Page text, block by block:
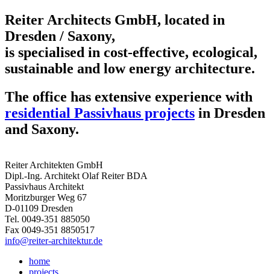
Reiter Architects GmbH, located in
Dresden / Saxony,
is specialised in cost-effective, ecological,
sustainable and low energy architecture.
The office has extensive experience with
residential Passivhaus projects in Dresden
and Saxony.
Reiter Architekten GmbH
Dipl.-Ing. Architekt Olaf Reiter BDA
Passivhaus Architekt
Moritzburger Weg 67
D-01109 Dresden
Tel. 0049-351 885050
Fax 0049-351 8850517
info@reiter-architektur.de
home